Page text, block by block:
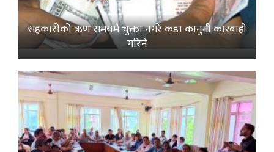
सहकारीको ऋण समयमै चुक्ता नगरे कडा कानुनी कारबाही
गरिने